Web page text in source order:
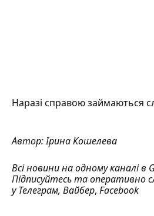
Наразі справою займаються
Автор:Ірина Кошелева
Всі новини на одному каналі в
Підписуйтесь та оперативно
уТелеграм, Вайбер, Facebook